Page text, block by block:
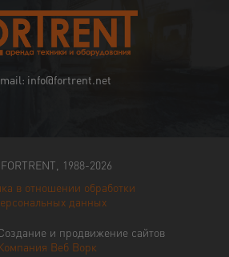
info@fortrent.net
1988-2026
в отношении обработки
данных
и продвижение сайтов
Веб Ворк